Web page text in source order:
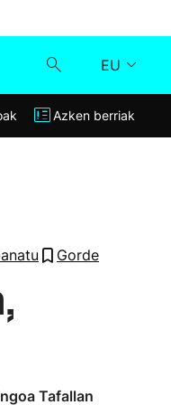
EU
Klisk
Azken berriak
Gorde
Tafallan